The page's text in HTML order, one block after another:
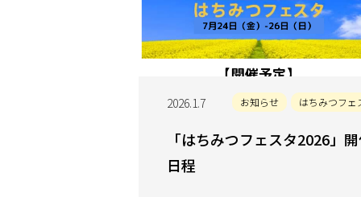
2026.1.7 お知らせ はちみつフェ
「はちみつフェスタ2026」
日程